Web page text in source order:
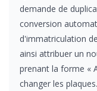
demande de
conversion
d'immatriculation
ainsi attribuer un
prenant la forme «
changer les plaques.